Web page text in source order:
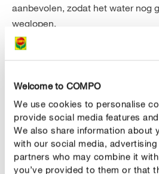
Welcome to COMPO
We use cookies to personalise
provide social media features
We also share information about
with our social media,
partners who may combine it
you’ve provided to them or that
aanbevolen, zodat het water nog
weglopen.
Keizerskroon correct bemesten
het belangrijk om regelmatig
vóór de nieuwe scheuten in maart
kijkt de keizerskroonin het
meststof met langdurige werking.
goede start in het najaar. Markeer
najaar zodra je de bol in de